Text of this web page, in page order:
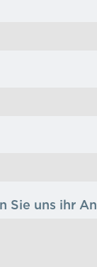
Sie uns ihr